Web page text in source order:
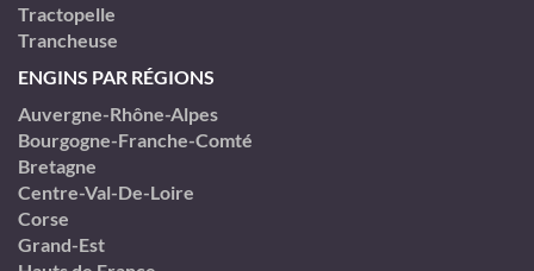
Tractopelle
Trancheuse
ENGINS PAR RÉGIONS
Auvergne-Rhône-Alpes
Bourgogne-Franche-Comté
Bretagne
Centre-Val-De-Loire
Corse
Grand-Est